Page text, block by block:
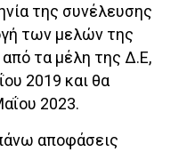
της συνέλευσης
των μελών της
τα μέλη της Δ.Ε,
2019 και θα
2023.
αποφάσεις